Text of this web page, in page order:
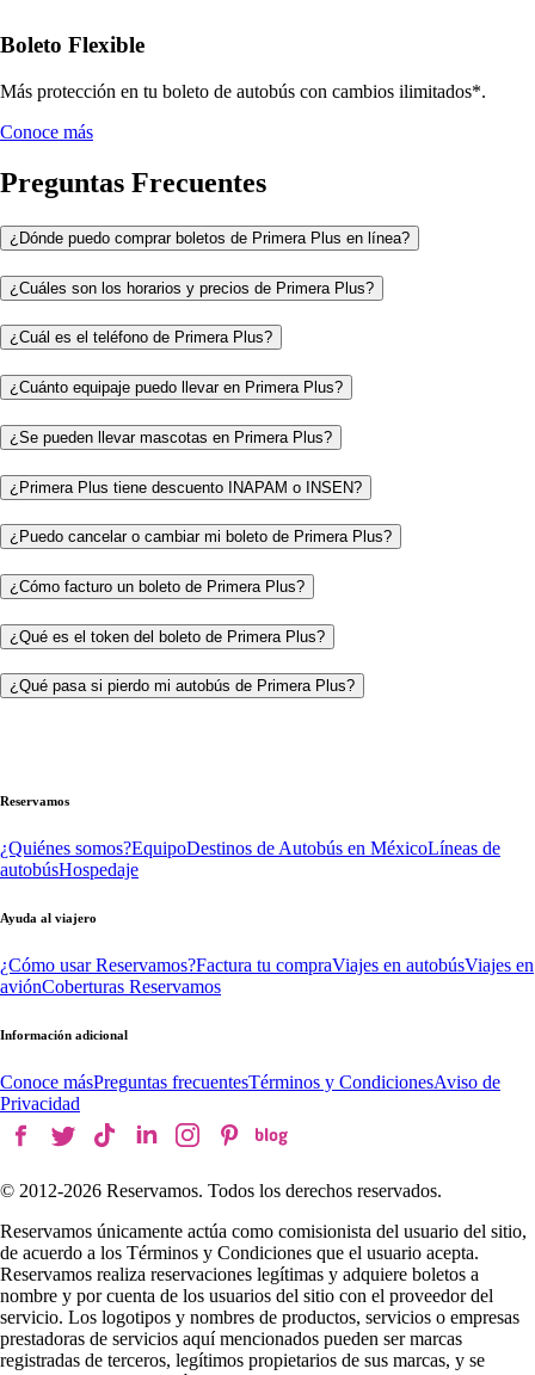
Boleto Flexible
Más protección en tu boleto de autobús con cambios ilimitados*.
Conoce más
Preguntas Frecuentes
¿Dónde puedo comprar boletos de Primera Plus en línea?
¿Cuáles son los horarios y precios de Primera Plus?
¿Cuál es el teléfono de Primera Plus?
¿Cuánto equipaje puedo llevar en Primera Plus?
¿Se pueden llevar mascotas en Primera Plus?
¿Primera Plus tiene descuento INAPAM o INSEN?
¿Puedo cancelar o cambiar mi boleto de Primera Plus?
¿Cómo facturo un boleto de Primera Plus?
¿Qué es el token del boleto de Primera Plus?
¿Qué pasa si pierdo mi autobús de Primera Plus?
Reservamos
¿Quiénes somos?EquipoDestinos de Autobús en MéxicoLíneas de
autobúsHospedaje
Ayuda al viajero
¿Cómo usar Reservamos?Factura tu compraViajes en autobúsViajes en
aviónCoberturas Reservamos
Información adicional
Conoce másPreguntas frecuentesTérminos y CondicionesAviso de
Privacidad
© 2012-2026 Reservamos. Todos los derechos reservados.
Reservamos únicamente actúa como comisionista del usuario del sitio,
de acuerdo a los Términos y Condiciones que el usuario acepta.
Reservamos realiza reservaciones legítimas y adquiere boletos a
nombre y por cuenta de los usuarios del sitio con el proveedor del
servicio. Los logotipos y nombres de productos, servicios o empresas
prestadoras de servicios aquí mencionados pueden ser marcas
registradas de terceros, legítimos propietarios de sus marcas, y se